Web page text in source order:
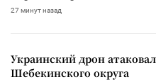
27 минут назад
Украинский дрон
Шебекинского округа